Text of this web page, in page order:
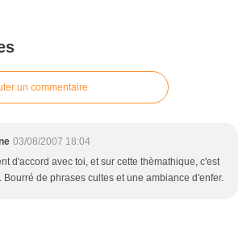
un commentaire
03/08/2007 18:04
d'accord avec toi, et sur cette thèmathique, c'est
Bourré de phrases cultes et une ambiance d'enfer.